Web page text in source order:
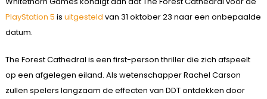
PlayStation 5 is uitgesteld van 31 oktober 23 naar een onbepaalde
datum.
The Forest Cathedral is een first-person thriller die zich afspeelt
op een afgelegen eiland. Als wetenschapper Rachel Carson
zullen spelers langzaam de effecten van DDT ontdekken door